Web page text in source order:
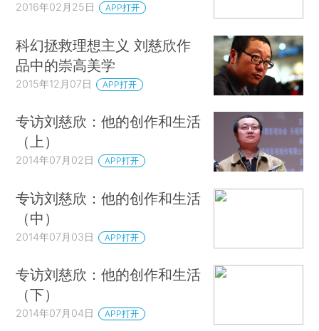
2016年02月25日 APP打开
科幻拯救理想主义 刘慈欣作
品中的崇高美学
2015年12月07日 APP打开
专访刘慈欣：他的创作和生活
（上）
2014年07月02日 APP打开
专访刘慈欣：他的创作和生活
（中）
2014年07月03日 APP打开
专访刘慈欣：他的创作和生活
（下）
2014年07月04日 APP打开